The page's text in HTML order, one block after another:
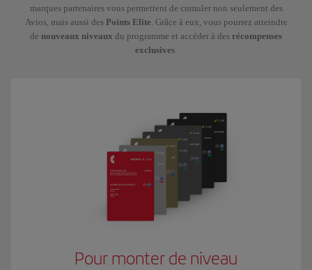
marques partenaires vous permettent de cumuler non seulement des
Avios, mais aussi des Points Elite. Grâce à eux, vous pourrez atteindre
de nouveaux niveaux du programme et accéder à des récompenses
exclusives.
Pour monter de niveau